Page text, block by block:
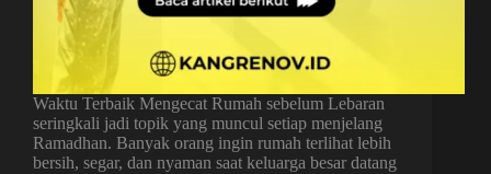
Waktu Terbaik Mengecat Rumah sebelum Lebaran
seringkali jadi topik yang muncul setiap menjelang
Ramadhan. Banyak orang ingin rumah terlihat lebih
bersih, segar, dan nyaman saat keluarga besar datang